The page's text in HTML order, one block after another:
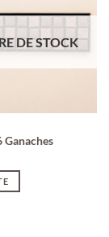
DE STOCK